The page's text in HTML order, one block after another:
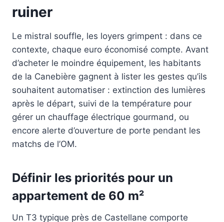
ruiner
Le mistral souffle, les loyers grimpent : dans ce
contexte, chaque euro économisé compte. Avant
d’acheter le moindre équipement, les habitants
de la Canebière gagnent à lister les gestes qu’ils
souhaitent automatiser : extinction des lumières
après le départ, suivi de la température pour
gérer un chauffage électrique gourmand, ou
encore alerte d’ouverture de porte pendant les
matchs de l’OM.
Définir les priorités pour un
appartement de 60 m²
Un T3 typique près de Castellane comporte